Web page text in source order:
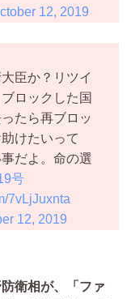
12, 2019
臣か？リツイ
ロックした国
たら再ブロッ
けたいって
だよ。命の選
号
7vLjJuxnta
12, 2019
衛相が、「ファ